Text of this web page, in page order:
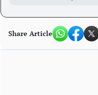
Share Article